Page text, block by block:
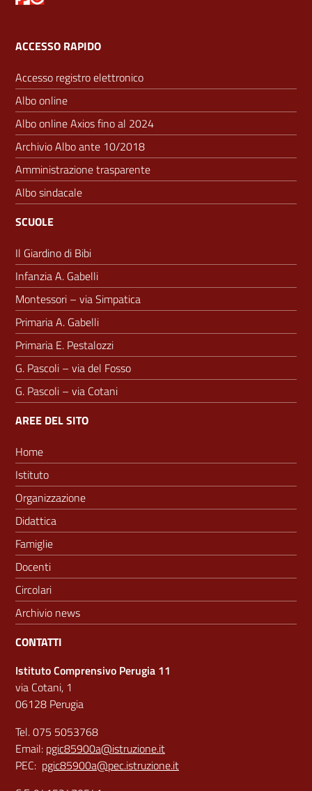
ACCESSO RAPIDO
Accesso registro elettronico
Albo online
Albo online Axios fino al 2024
Archivio Albo ante 10/2018
Amministrazione trasparente
Albo sindacale
SCUOLE
Il Giardino di Bibi
Infanzia A. Gabelli
Montessori – via Simpatica
Primaria A. Gabelli
Primaria E. Pestalozzi
G. Pascoli – via del Fosso
G. Pascoli – via Cotani
AREE DEL SITO
Home
Istituto
Organizzazione
Didattica
Famiglie
Docenti
Circolari
Archivio news
CONTATTI
Istituto Comprensivo Perugia 11
via Cotani, 1
06128 Perugia
Tel. 075 5053768
Email: pgic85900a@istruzione.it
PEC: pgic85900a@pec.istruzione.it